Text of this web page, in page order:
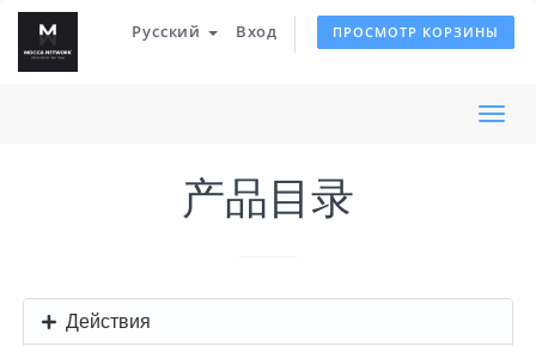
Русский Вход ПРОСМОТР КОРЗИНЫ
产品目录
Действия